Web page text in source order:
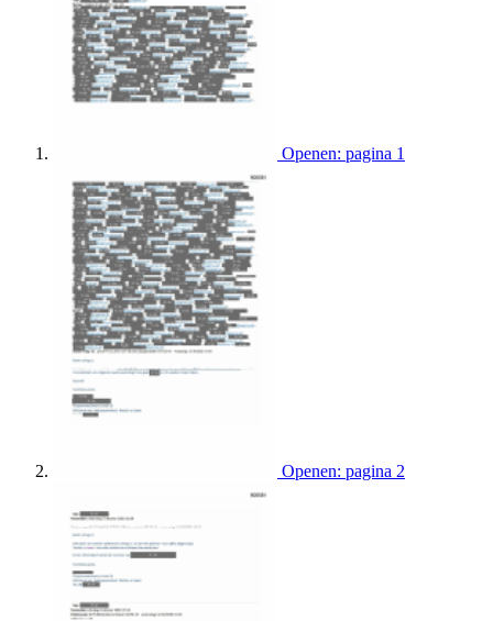
Openen: pagina 1
Openen: pagina 2